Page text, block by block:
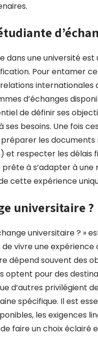
dans une université
Pour entamer
internationales
d’échanges
de définir ses
besoins. Une fois
les
respecter les délais
à s’adapter à
cette expérience
universitaire ?
universitaire ? »
vivre une expérience
dépend souvent des
optent pour des
d’autres privilégient
spécifique. Il est
les exigences
faire un choix éclairé